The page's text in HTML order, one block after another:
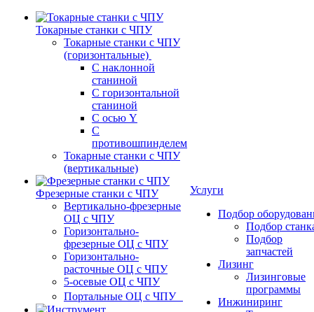
Токарные станки с ЧПУ
Токарные станки с ЧПУ
(горизонтальные)
С наклонной
станиной
С горизонтальной
станиной
С осью Y
С
противошпинделем
Токарные станки с ЧПУ
(вертикальные)
Фрезерные станки с ЧПУ
Вертикально-фрезерные
ОЦ с ЧПУ
Горизонтально-
фрезерные ОЦ с ЧПУ
Горизонтально-
расточные ОЦ с ЧПУ
5-осевые ОЦ с ЧПУ
Портальные ОЦ с ЧПУ
Услуги
Подбор
Подбор
Подбор
запчастей
Лизинг
Лизинговые
программы
Инжиниринг